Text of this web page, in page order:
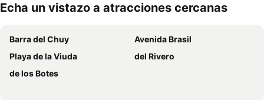
Echa un vistazo a atracciones cercanas
Barra del Chuy
Avenida Brasil
Playa de la Viuda
del Rivero
de los Botes